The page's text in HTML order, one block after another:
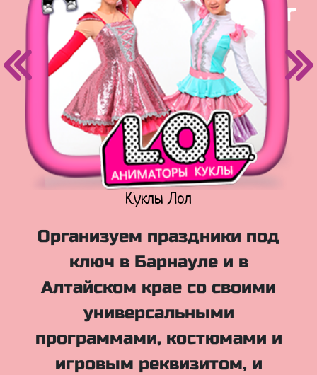
Куклы Лол
Организуем праздники под
ключ в Барнауле и в
Алтайском крае со своими
универсальными
программами, костюмами и
игровым реквизитом, и